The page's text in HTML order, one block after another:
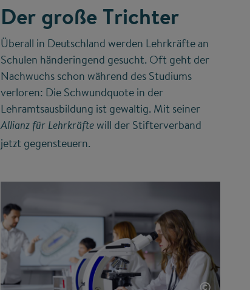
Der große Trichter
Überall in Deutschland werden Lehrkräfte an
Schulen händeringend gesucht. Oft geht der
Nachwuchs schon während des Studiums
verloren: Die Schwundquote in der
Lehramtsausbildung ist gewaltig. Mit seiner
Allianz für Lehrkräfte will der Stifterverband
jetzt gegensteuern.